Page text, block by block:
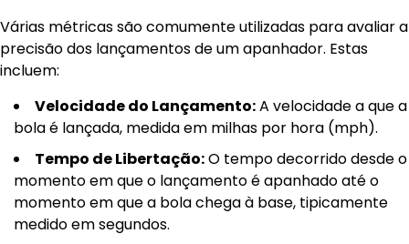
Várias métricas são comumente utilizadas para avaliar a
precisão dos lançamentos de um apanhador. Estas
incluem:
Velocidade do Lançamento:A velocidade a que a
bola é lançada, medida em milhas por hora (mph).
Tempo de Libertação:O tempo decorrido desde o
momento em que o lançamento é apanhado até o
momento em que a bola chega à base, tipicamente
medido em segundos.